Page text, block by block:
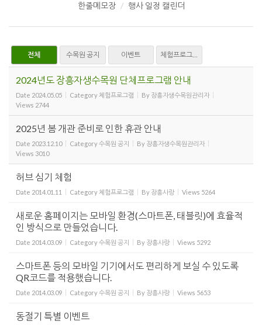
한줄메모장
행사 일정 캘린더
전체 수목원 공지 이벤트 체험프로그램
2024년도 장흥자생수목원 단체프로그램 안내
Date 2024.05.05 Category 체험프로그램 By 장흥자생수목원관리자
Views 2744
2025년 봄 개관 준비로 인한 휴관 안내
Date 2023.12.10 Category수목원 공지 By 장흥자생수목원관리자
Views 3010
허브 심기 체험
Date 2014.01.11 Category 체험프로그램 By 장흥사랑 Views 5264
새로운 홈페이지는 모바일 환경(스마트폰, 태블릿)에 효율적
인 방식으로 만들었습니다.
Date 2014.03.09 Category수목원 공지 By 장흥사랑 Views 5292
스마트폰 등의 모바일 기기에서도 편리하게 보실 수 있도록
QR코드를 적용했습니다.
Date 2014.03.09 Category수목원 공지 By 장흥사랑 Views 5653
동절기 특별 이벤트